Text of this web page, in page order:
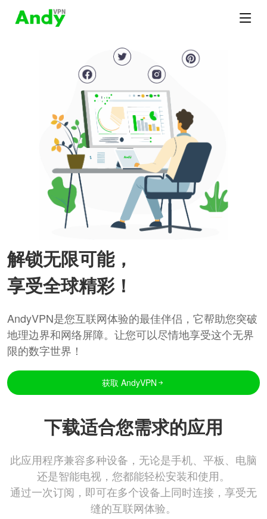
解锁无限可能，
享受全球精彩！
AndyVPN是您互联网体验的最佳伴侣，它帮助您突破
地理边界和网络屏障。让您可以尽情地享受这个无界
限的数字世界！
获取 AndyVPN
下载适合您需求的应用
此应用程序兼容多种设备，无论是手机、平板、电脑
还是智能电视，您都能轻松安装和使用。
通过一次订阅，即可在多个设备上同时连接，享受无
缝的互联网体验。